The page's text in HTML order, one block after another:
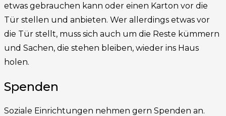
etwas gebrauchen kann oder einen Karton vor die
Tür stellen und anbieten. Wer allerdings etwas vor
die Tür stellt, muss sich auch um die Reste kümmern
und Sachen, die stehen bleiben, wieder ins Haus
holen.
Spenden
Soziale Einrichtungen nehmen gern Spenden an.